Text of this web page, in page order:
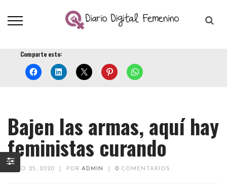
Comparte esto:
Bajen las armas, aquí hay
feministas curando
MAYO 25, 2020 PORADMIN 0 COMENTARIOS